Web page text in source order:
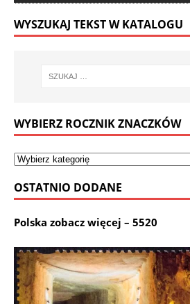
WYSZUKAJ TEKST W KATALOGU
WYBIERZ ROCZNIK ZNACZKÓW
OSTATNIO DODANE
Polska zobacz więcej – 5520